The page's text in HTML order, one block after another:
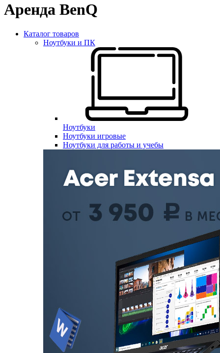
Аренда BenQ
Каталог товаров
Ноутбуки и ПК
Ноутбуки
Ноутбуки игровые
Ноутбуки для работы и учебы